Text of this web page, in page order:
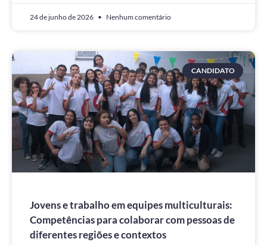
24 de junho de 2026 Nenhum comentário
CANDIDATO
Jovens e trabalho em equipes multiculturais:
Competências para colaborar com pessoas de
diferentes regiões e contextos